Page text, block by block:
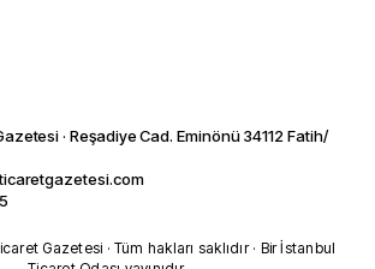
· Reşadiye Cad. Eminönü 34112 Fatih/
Gazetesi · Tüm hakları saklıdır · Bir İstanbul